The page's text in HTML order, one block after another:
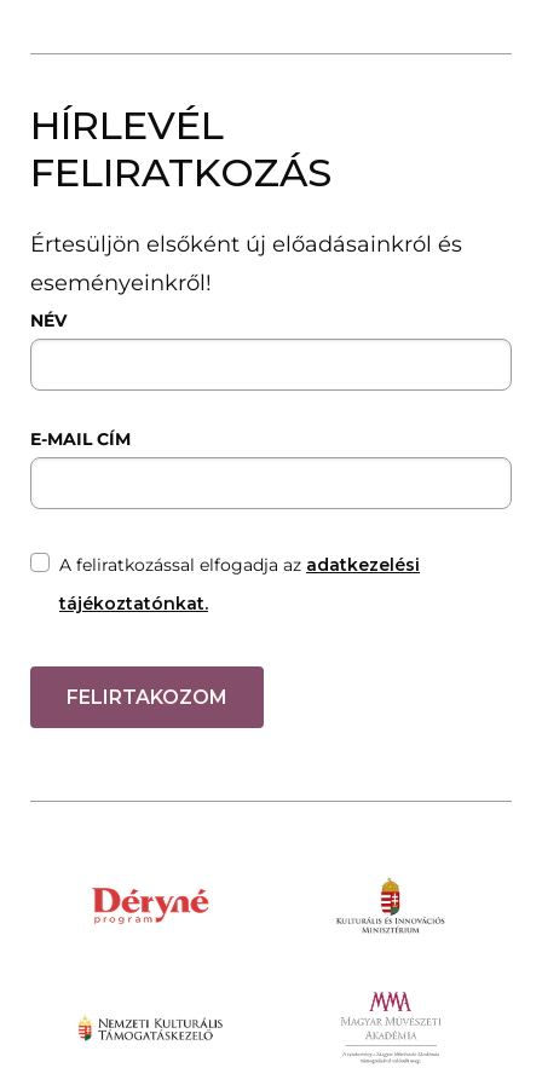
HÍRLEVÉL
FELIRATKOZÁS
Értesüljön elsőként új előadásainkról és
eseményeinkről!
NÉV
E-MAIL CÍM
A feliratkozással elfogadja az adatkezelési
tájékoztatónkat.
FELIRTAKOZOM